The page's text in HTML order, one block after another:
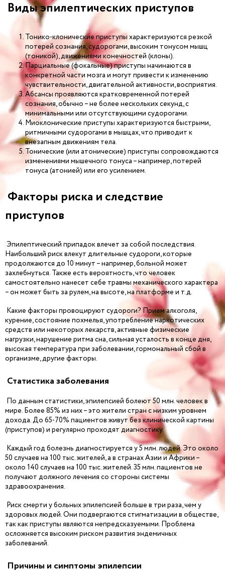
Виды эпилептических приступов
Тонико-клонические приступы характеризуются резкой
потерей сознания, судорогами, высоким тонусом мышц
(тоникой), движениями конечностей (клоны).
Парциальные (фокальные) приступы начинаются в
конкретной части мозга и могут привести к изменению
чувствительности, двигательной активности, восприятия.
Абсансы проявляются кратковременной потерей
сознания, обычно – не более нескольких секунд, с
минимальными или отсутствующими судорогами.
Миоклонические приступы характеризуются быстрыми,
ритмичными судорогами в мышцах, что приводит к
внезапным движениям тела.
Тонические (или атонические) приступы сопровождаются
изменениями мышечного тонуса – например, потерей
тонуса (атонией) или его усилением.
Факторы риска и следствие
приступов
Эпилептический припадок влечет за собой последствия.
Наибольший риск влекут длительные судороги, которые
продолжаются до 10 минут – например, больной может
захлебнуться. Также есть вероятность, что человек
самостоятельно нанесет себе травмы механического характера
– он может быть за рулем, на высоте, на платформе и т.д.
Какие факторы провоцируют судороги? Прием алкоголя,
курение, состояние похмелья, употребление наркотических
средств или некоторых лекарств, активные физические
нагрузки, нарушение ритма сна, сильная усталость в конце дня,
высокая температура при заболевании, гормональный сбой в
организме, другие факторы.
Статистика заболевания
По данным статистики, эпилепсией болеют 50 млн. человек в
мире. Более 85% из них – это жители стран с низким уровнем
дохода. До 65-70% пациентов живут без клинической картины
(приступов) и регулярно проходят диагностику.
Каждый год болезнь диагностируется у 5 млн. людей. Это около
50 случаев на 100 тыс. жителей, а в странах Азии и Африки –
около 140 случаев на 100 тыс. жителей. 35 млн. пациентов не
получают должного лечения со стороны системы
здравоохранения.
Риск смерти у больных эпилепсией больше в три раза, чем у
здоровых людей. Они подвергаются стигматизации в обществе,
так как приступы являются непредсказуемыми. Проблема
осложняется высоким риском развития эндемичных
заболеваний.
Причины и симптомы эпилепсии